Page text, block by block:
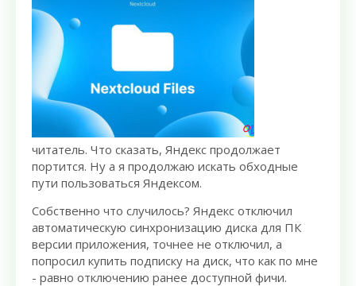
читатель. Что сказать, Яндекс продолжает
портится. Ну а я продолжаю искать обходные
пути пользоваться Яндексом.
Собственно что случилось? Яндекс отключил
автоматическую синхронизацию диска для ПК
версии приложения, точнее не отключил, а
попросил купить подписку на диск, что как по мне
- равно отключению ранее доступной фичи.